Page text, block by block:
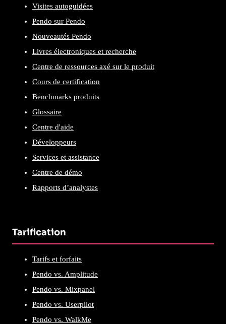
Visites autoguidées
Pendo sur Pendo
Nouveautés Pendo
Livres électroniques et recherche
Centre de ressources axé sur le produit
Cours de certification
Benchmarks produits
Glossaire
Centre d'aide
Développeurs
Services et assistance
Centre de démo
Rapports d’analystes
Tarification
Tarifs et forfaits
Pendo vs. Amplitude
Pendo vs. Mixpanel
Pendo vs. Userpilot
Pendo vs. WalkMe